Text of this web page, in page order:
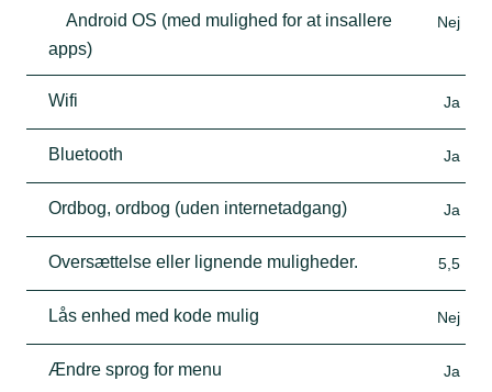
Android OS (med mulighed for at insallere
apps)
Nej
Wifi Ja
Bluetooth Ja
Ordbog, ordbog (uden internetadgang) Ja
Oversættelse eller lignende muligheder. 5,5
Lås enhed med kode mulig Nej
Ændre sprog for menu Ja